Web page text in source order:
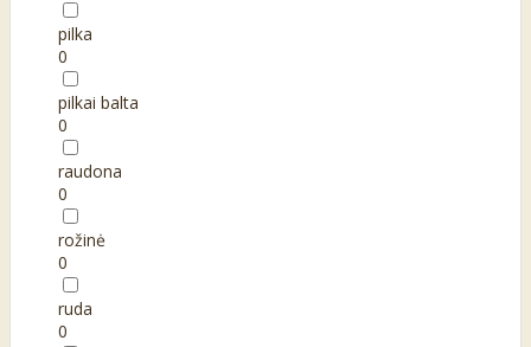
pilka
0
pilkai balta
0
raudona
0
rožinė
0
ruda
0